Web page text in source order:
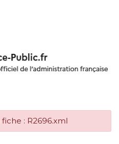
: R2696.xml